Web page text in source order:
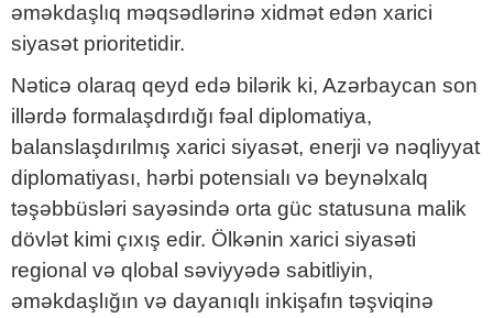
əməkdaşlıq məqsədlərinə xidmət edən xarici
siyasət prioritetidir.
Nəticə olaraq qeyd edə bilərik ki, Azərbaycan son
illərdə formalaşdırdığı fəal diplomatiya,
balanslaşdırılmış xarici siyasət, enerji və nəqliyyat
diplomatiyası, hərbi potensialı və beynəlxalq
təşəbbüsləri sayəsində orta güc statusuna malik
dövlət kimi çıxış edir. Ölkənin xarici siyasəti
regional və qlobal səviyyədə sabitliyin,
əməkdaşlığın və dayanıqlı inkişafın təşviqinə